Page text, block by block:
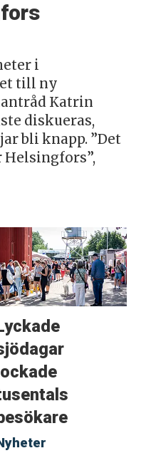
i
till ny
Katrin
diskueras,
bli knapp. ”Det
lockade